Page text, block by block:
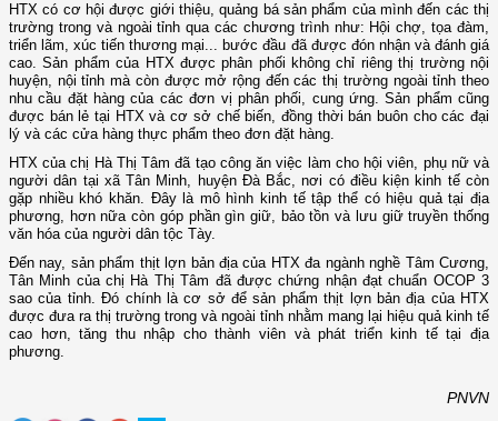
HTX có cơ hội được giới thiệu, quảng bá sản phẩm của mình đến các thị
trường trong và ngoài tỉnh qua các chương trình như: Hội chợ, tọa đàm,
triển lãm, xúc tiến thương mại... bước đầu đã được đón nhận và đánh giá
cao. Sản phẩm của HTX được phân phối không chỉ riêng thị trường nội
huyện, nội tỉnh mà còn được mở rộng đến các thị trường ngoài tỉnh theo
nhu cầu đặt hàng của các đơn vị phân phối, cung ứng. Sản phẩm cũng
được bán lẻ tại HTX và cơ sở chế biến, đồng thời bán buôn cho các đại
lý và các cửa hàng thực phẩm theo đơn đặt hàng.
HTX của chị Hà Thị Tâm đã tạo công ăn việc làm cho hội viên, phụ nữ và
người dân tại xã Tân Minh, huyện Đà Bắc, nơi có điều kiện kinh tế còn
gặp nhiều khó khăn. Đây là mô hình kinh tế tập thể có hiệu quả tại địa
phương, hơn nữa còn góp phần gìn giữ, bảo tồn và lưu giữ truyền thống
văn hóa của người dân tộc Tày.
Đến nay, sản phẩm thịt lợn bản địa của HTX đa ngành nghề Tâm Cương,
Tân Minh của chị Hà Thị Tâm đã được chứng nhận đạt chuẩn OCOP 3
sao của tỉnh. Đó chính là cơ sở để sản phẩm thịt lợn bản địa của HTX
được đưa ra thị trường trong và ngoài tỉnh nhằm mang lại hiệu quả kinh tế
cao hơn, tăng thu nhập cho thành viên và phát triển kinh tế tại địa
phương.
PNVN